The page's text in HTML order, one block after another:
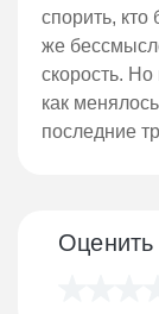
спорить,
же
скорость.
как
последние
Оценить